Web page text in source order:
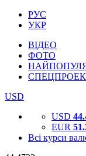
РУС
УКР
ВІДЕО
ФОТО
USD
USD
EUR
Всі курси